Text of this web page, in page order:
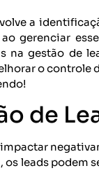
a
gerenciar
na gestão de
o controle
de
leads podem